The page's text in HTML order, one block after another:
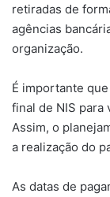
retiradas de
agências
organização.
É importante
final de NIS para
Assim, o
a realização do
As datas de